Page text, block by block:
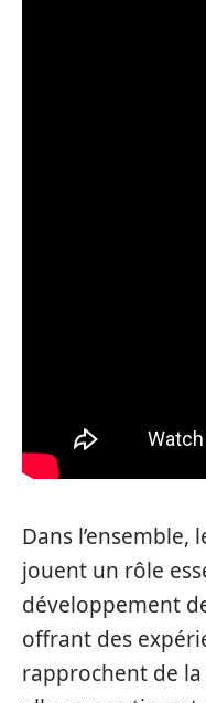
Dans l’ensemble,
jouent un rôle
développement
offrant des
rapprochent de